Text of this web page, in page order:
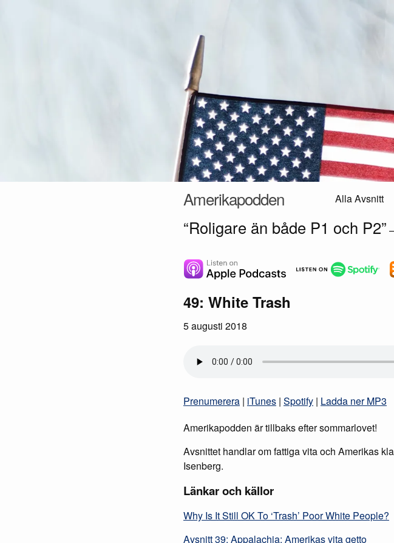
Amerikapodden Alla Avsnitt
“Roligare än både P1 och P2”
49: White Trash
5 augusti 2018
Prenumerera | iTunes | Spotify | Ladda ner MP3
Amerikapodden är tillbaks efter sommarlovet!
Avsnittet handlar om fattiga vita och Amerikas
Isenberg.
Länkar och källor
Why Is It Still OK To ‘Trash’ Poor White People?
Avsnitt 39: Appalachia: Amerikas vita getto